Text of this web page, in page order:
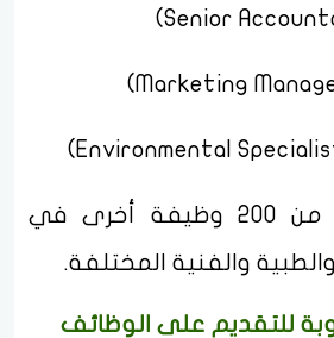
إضافةً إلى أكثر من 200 وظيفة أخرى في
والطبية والفنية المختلفة.
للتقديم على الوظائف